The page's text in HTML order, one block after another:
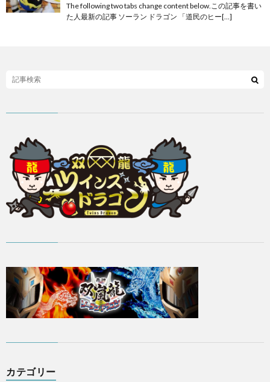
The following two tabs change content below.この記事を書い
た人最新の記事 ソーラン ドラゴン 「道民のヒー[…]
カテゴリー